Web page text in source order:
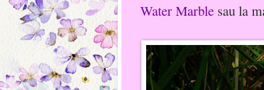
Water Marble sau la